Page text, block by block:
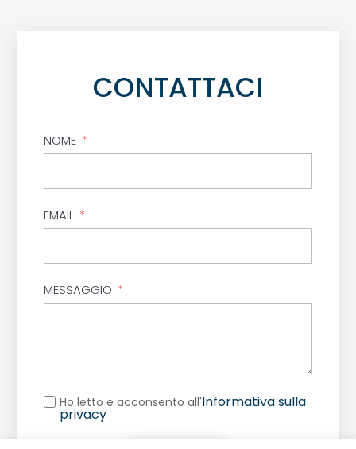
CONTATTACI
NOME
EMAIL
MESSAGGIO
Ho letto e acconsento all'Informativa sulla
privacy